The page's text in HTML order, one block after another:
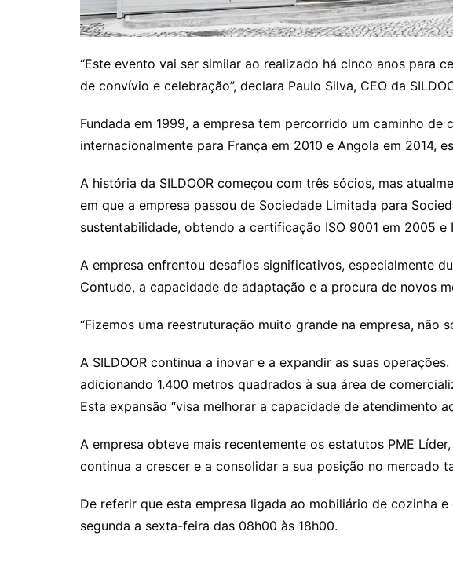
“Este evento vai ser similar ao realizado há cinco anos para
de convívio e celebração”, declara Paulo Silva, CEO da
Fundada em 1999, a empresa tem percorrido um caminho
internacionalmente para França em 2010 e Angola em 2014,
A história da SILDOOR começou com três sócios, mas
em que a empresa passou de Sociedade Limitada para
sustentabilidade, obtendo a certificação ISO 9001 em 2005 e
A empresa enfrentou desafios significativos, especialmente
Contudo, a capacidade de adaptação e a procura de novos
“Fizemos uma reestruturação muito grande na empresa, não
A SILDOOR continua a inovar e a expandir as suas
adicionando 1.400 metros quadrados à sua área de
Esta expansão “visa melhorar a capacidade de atendimento
A empresa obteve mais recentemente os estatutos PME
continua a crescer e a consolidar a sua posição no mercado
De referir que esta empresa ligada ao mobiliário de cozinha
segunda a sexta-feira das 08h00 às 18h00.